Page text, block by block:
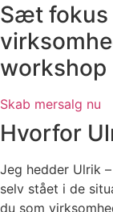
Sæt fokus
workshop
Skab mersalg nu
Hvorfor
Jeg hedder Ulrik
selv stået i de
du som